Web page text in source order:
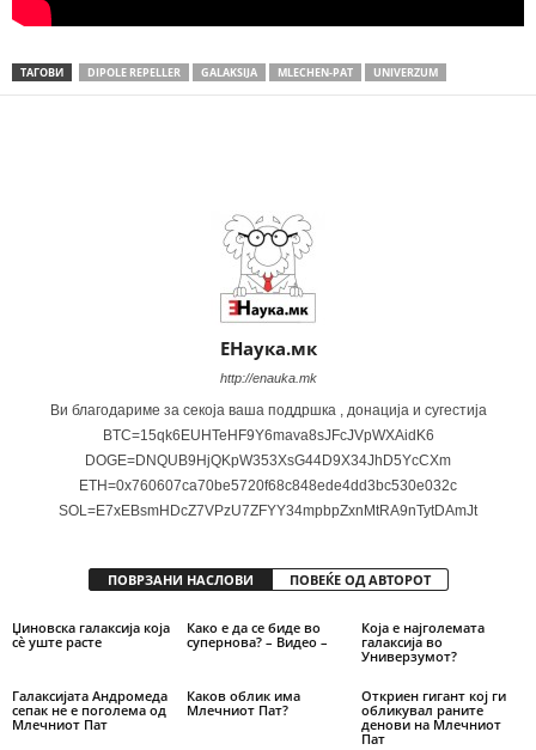
ТАГОВИ DIPOLE REPELLER GALAKSIJA MLECHEN-PAT UNIVERZUM
ЕНаука.мк
http://enauka.mk
Ви благодариме за секоја ваша поддршка , донација и сугестија
BTC=15qk6EUHTeHF9Y6mava8sJFcJVpWXAidK6
DOGE=DNQUB9HjQKpW353XsG44D9X34JhD5YcCXm
ETH=0x760607ca70be5720f68c848ede4dd3bc530e032c
SOL=E7xEBsmHDcZ7VPzU7ZFYY34mpbpZxnMtRA9nTytDAmJt
ПОВРЗАНИ НАСЛОВИ ПОВЕЌЕ ОД АВТОРОТ
Џиновска галаксија која
сè уште расте
Како е да се биде во
супернова? – Видео –
Која е најголемата
галаксија во
Универзумот?
Галаксијата Андромеда
сепак не е поголема од
Млечниот Пат
Каков облик има
Млечниот Пат?
Откриен гигант кој ги
обликувал раните
денови на Млечниот
Пат